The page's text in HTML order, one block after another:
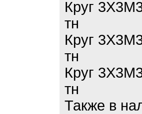
Круг
тн
Круг
тн
Круг
тн
Также в